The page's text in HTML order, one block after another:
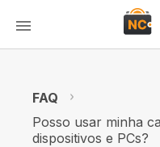
FAQ
Posso usar minha
dispositivos e PCs?